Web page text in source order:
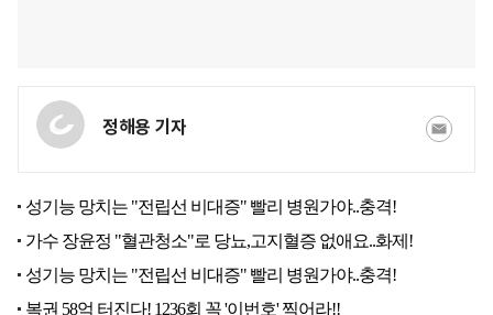
정해용 기자